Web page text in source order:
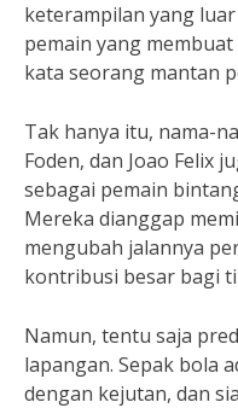
keterampilan yang
pemain yang
kata seorang mantan
Tak hanya itu, nama-
Foden, dan Joao Felix
sebagai pemain
Mereka dianggap
mengubah jalannya
kontribusi besar bagi
Namun, tentu saja
lapangan. Sepak bola
dengan kejutan, dan